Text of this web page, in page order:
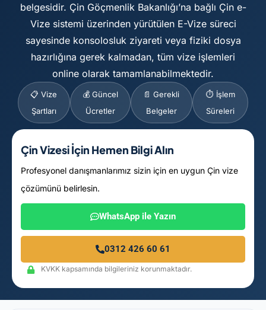
belgesidir. Çin Göçmenlik Bakanlığı’na bağlı Çin e-
Vize sistemi üzerinden yürütülen E-Vize süreci
sayesinde konsolosluk ziyareti veya fiziki dosya
hazırlığına gerek kalmadan, tüm vize işlemleri
online olarak tamamlanabilmektedir.
📋 Vize
Şartları
💰 Güncel
Ücretler
📄 Gerekli
Belgeler
⏱️ İşlem
Süreleri
Çin Vizesi İçin Hemen Bilgi Alın
Profesyonel danışmanlarımız sizin için en uygun Çin vize
çözümünü belirlesin.
WhatsApp ile Yazın
0312 426 60 61
KVKK kapsamında bilgileriniz korunmaktadır.